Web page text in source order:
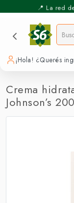
📍 La red
¡Hola! ¿Querés
Crema
Johnson’s